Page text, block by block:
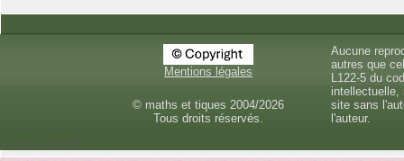
Mentions légales
© maths et tiques 2004/2026
Tous droits réservés.
Aucune
autres que
L122-5 du
intellectuelle,
site sans
l'auteur.